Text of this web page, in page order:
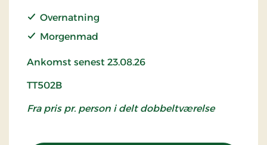
Overnatning
Morgenmad
Ankomst senest 23.08.26
TT502B
Fra pris pr. person i delt dobbeltværelse